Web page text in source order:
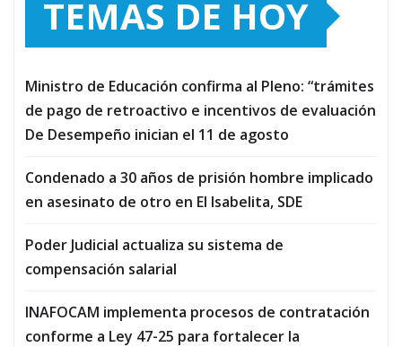
TEMAS DE HOY
Ministro de Educación confirma al Pleno: “trámites
de pago de retroactivo e incentivos de evaluación
De Desempeño inician el 11 de agosto
Condenado a 30 años de prisión hombre implicado
en asesinato de otro en El Isabelita, SDE
Poder Judicial actualiza su sistema de
compensación salarial
INAFOCAM implementa procesos de contratación
conforme a Ley 47-25 para fortalecer la